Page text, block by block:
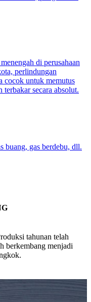
di perusahaan
perlindungan
cocok untuk memutus
terbakar secara absolut.
buang, gas berdebu, dll.
tahunan telah
berkembang menjadi